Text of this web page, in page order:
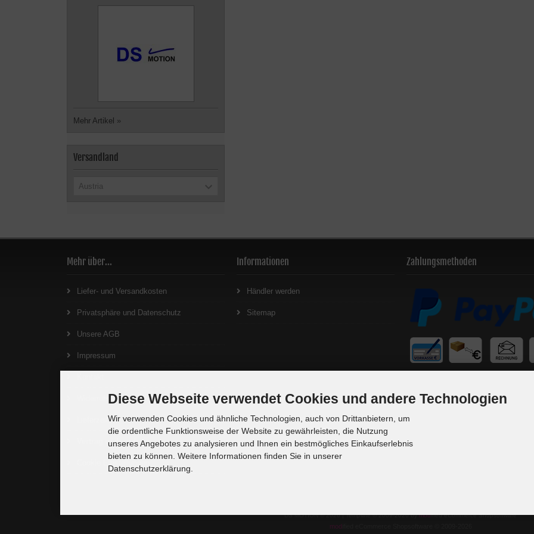
Mehr Artikel »
Versandland
Austria
Mehr über...
Liefer- und Versandkosten
Privatsphäre und Datenschutz
Unsere AGB
Impressum
Widerrufsrecht
Lieferzeit
Vertrag widerrufen
Informationen
Händler werden
Sitemap
Zahlungsmethoden
DS MOTION © 2026 | Template © 2009-2026 bymodified eCommerce Shopsoftware
mod
Diese Webseite verwendet Cookies und andere Technologien
Wir verwenden Cookies und ähnliche Technologien, auch von Drittanbietern, um
die ordentliche Funktionsweise der Website zu gewährleisten, die Nutzung
unseres Angebotes zu analysieren und Ihnen ein bestmögliches Einkaufserlebnis
bieten zu können. Weitere Informationen finden Sie in unserer
Datenschutzerklärung.